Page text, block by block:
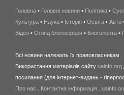
Головна • Головні новини • Політика •
Культура • Наука • Історія • Освіта • Авто
Відео • Огляд блогосфери • Блоголента •
Всі новини належать їх правовласникам.
Використання матеріалів сайту uainfo.org
посилання (для інтернет-видань -
Про нас
Контактна інформація